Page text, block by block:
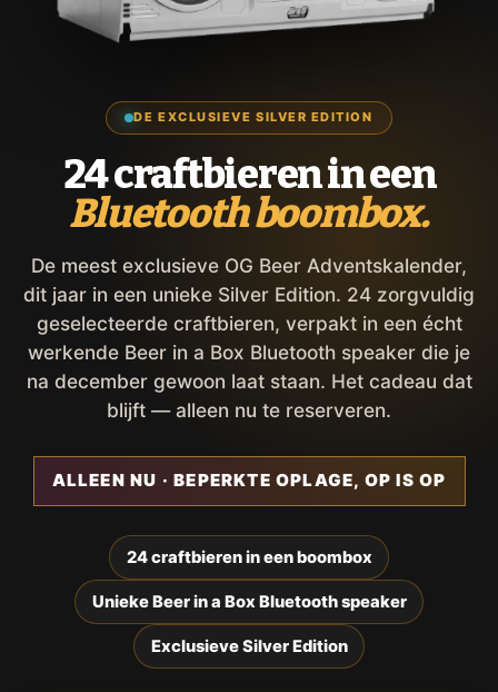
DE EXCLUSIEVE SILVER EDITION
24 craftbieren in een
Bluetooth boombox.
De meest exclusieve OG Beer Adventskalender,
dit jaar in een unieke Silver Edition. 24 zorgvuldig
geselecteerde craftbieren, verpakt in een écht
werkende Beer in a Box Bluetooth speaker die je
na december gewoon laat staan. Het cadeau dat
blijft — alleen nu te reserveren.
ALLEEN NU · BEPERKTE OPLAGE, OP IS OP
24 craftbieren in een boombox
Unieke Beer in a Box Bluetooth speaker
Exclusieve Silver Edition